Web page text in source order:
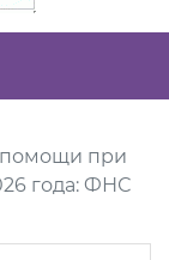
при
года: ФНС